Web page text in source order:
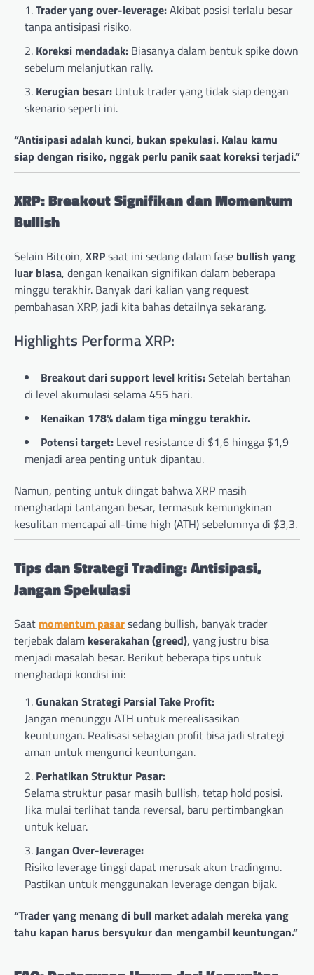
Trader yang over-leverage:Akibat posisi terlalu besar
tanpa antisipasi risiko.
Koreksi mendadak: Biasanya dalam bentuk spike down
sebelum melanjutkan rally.
Kerugian besar: Untuk trader yang tidak siap dengan
skenario seperti ini.
“Antisipasi adalah kunci, bukan spekulasi. Kalau kamu
siap dengan risiko, nggak perlu panik saat koreksi terjadi.”
XRP: Breakout Signifikan dan Momentum
Bullish
Selain Bitcoin, XRPsaat ini sedang dalam fase bullish yang
luar biasa, dengan kenaikan signifikan dalam beberapa
minggu terakhir. Banyak dari kalian yang request
pembahasan XRP, jadi kita bahas detailnya sekarang.
Highlights Performa XRP:
Breakout dari support level kritis:Setelah bertahan
di level akumulasi selama 455 hari.
Kenaikan 178% dalam tiga minggu terakhir.
Potensi target: Level resistance di $1,6 hingga $1,9
menjadi area penting untuk dipantau.
Namun, penting untuk diingat bahwa XRP masih
menghadapi tantangan besar, termasuk kemungkinan
kesulitan mencapai all-time high (ATH) sebelumnya di $3,3.
Tips dan Strategi Trading: Antisipasi,
Jangan Spekulasi
Saat momentum pasarsedang bullish, banyak trader
terjebak dalam keserakahan (greed), yang justru bisa
menjadi masalah besar. Berikut beberapa tips untuk
menghadapi kondisi ini:
Gunakan Strategi Parsial Take Profit:
Jangan menunggu ATH untuk merealisasikan
keuntungan. Realisasi sebagian profit bisa jadi strategi
aman untuk mengunci keuntungan.
Perhatikan Struktur Pasar:
Selama struktur pasar masih bullish, tetap hold posisi.
Jika mulai terlihat tanda reversal, baru pertimbangkan
untuk keluar.
Jangan Over-leverage:
Risiko leverage tinggi dapat merusak akun tradingmu.
Pastikan untuk menggunakan leverage dengan bijak.
“Trader yang menang di bull market adalah mereka yang
tahu kapan harus bersyukur dan mengambil keuntungan.”